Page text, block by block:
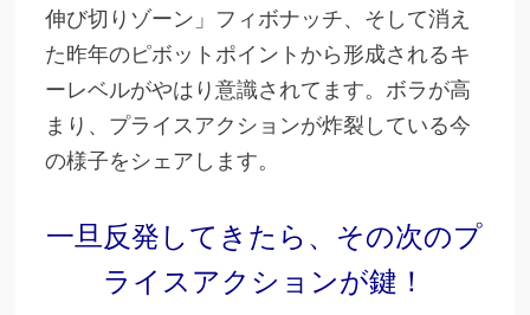
伸び切りゾーン」フィボナッチ、そして消え
た昨年のピボットポイントから形成されるキ
ーレベルがやはり意識されてます。ボラが高
まり、プライスアクションが炸裂している今
の様子をシェアします。
一旦反発してきたら、その次のプ
ライスアクションが鍵 ！